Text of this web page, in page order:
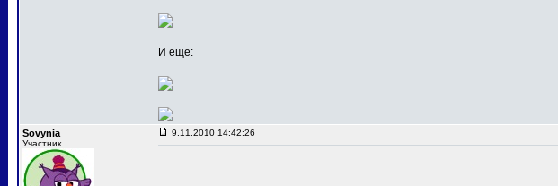
И еще:
Sovynia
Участник
9.11.2010 14:42:26